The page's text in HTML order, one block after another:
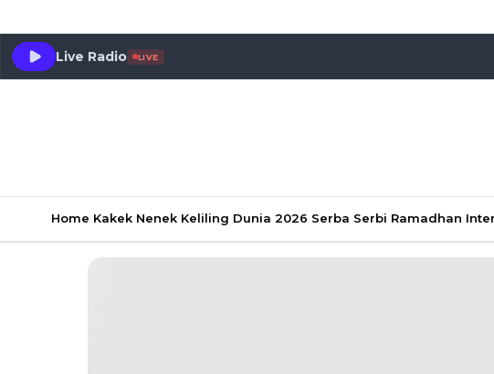
Live Radio LIVE
Home Kakek Nenek Keliling Dunia 2026 Serba Serbi Ramadhan